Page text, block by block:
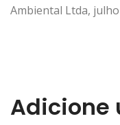
Ambiental Ltda, julho
Adicione